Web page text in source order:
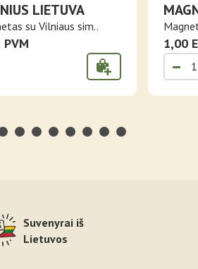
LIETUVA
su Vilniaus sim..
1,00
Suvenyrai iš
Lietuvos